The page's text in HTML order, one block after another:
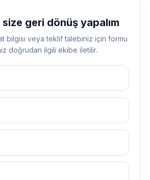
geri dönüş yapalım
bilgisi veya teklif talebiniz için formu
doğrudan ilgili ekibe iletilir.